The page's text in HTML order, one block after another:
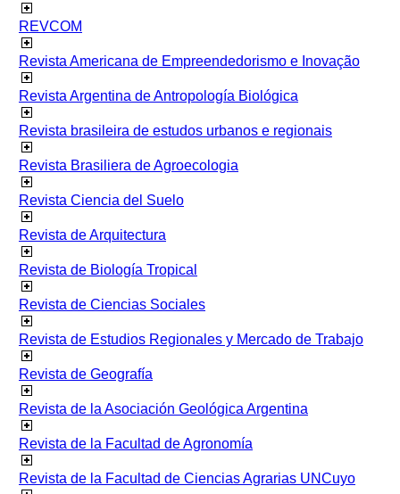
REVCOM
Revista Americana de Empreendedorismo e Inovação
Revista Argentina de Antropología Biológica
Revista brasileira de estudos urbanos e regionais
Revista Brasiliera de Agroecologia
Revista Ciencia del Suelo
Revista de Arquitectura
Revista de Biología Tropical
Revista de Ciencias Sociales
Revista de Estudios Regionales y Mercado de Trabajo
Revista de Geografía
Revista de la Asociación Geológica Argentina
Revista de la Facultad de Agronomía
Revista de la Facultad de Ciencias Agrarias UNCuyo